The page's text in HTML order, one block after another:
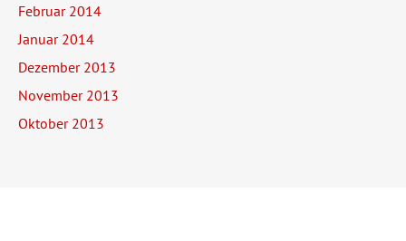
Februar 2014
Januar 2014
Dezember 2013
November 2013
Oktober 2013